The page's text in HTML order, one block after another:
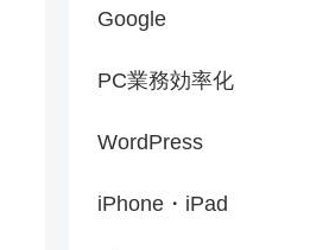
Google
PC業務効率化
WordPress
iPhone・iPad